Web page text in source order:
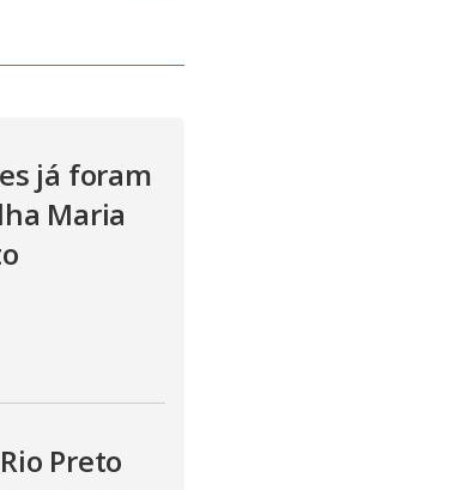
já foram
Maria
Preto